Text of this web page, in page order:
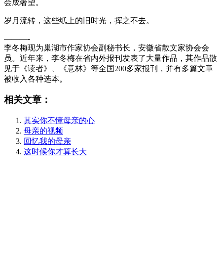
会成奢望。
岁月流转，这些纸上的旧时光，挥之不去。
———-
李冬梅现为巢湖市作家协会副秘书长，安徽省散文家协会会
员。近年来，李冬梅在省内外报刊发表了大量作品，其作品散
见于《读者》、《意林》等全国200多家报刊，并有多篇文章
被收入各种选本。
相关文章：
其实你不懂母亲的心
母亲的视频
回忆我的母亲
这时候你才算长大